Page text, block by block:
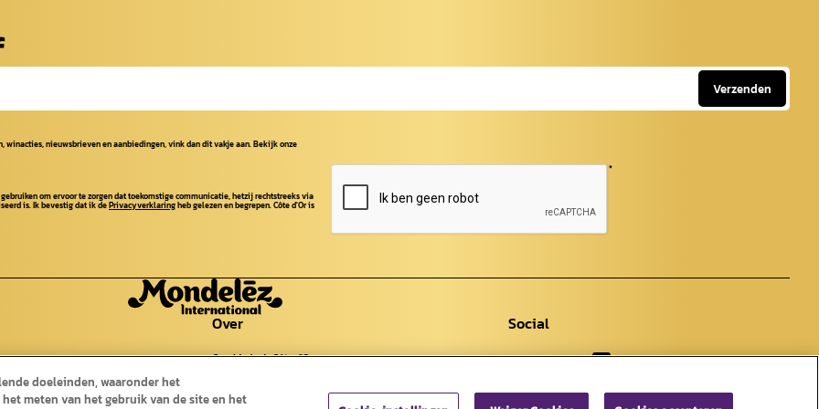
Verzenden
nieuwsbrieven en aanbiedingen, vink dan dit vakje aan. Bekijk onze
om ervoor te zorgen dat toekomstige communicatie, hetzij rechtstreeks via
is. Ik bevestig dat ik dePrivacyverklaringheb gelezen en begrepen. Côte d'Or is
*
Over
Geschiedenis Côte d'Or
Contact
Social
Facebook
Youtube
doeleinden, waaronder het
meten van het gebruik van de site en het